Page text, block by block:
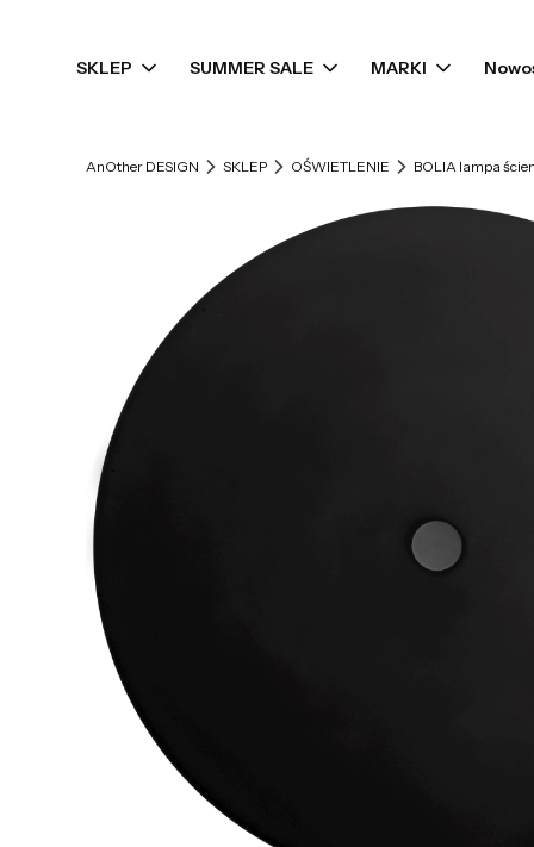
SKLEP SUMMER SALE MARKI
AnOther DESIGN SKLEP OŚWIETLENIE BOLIA lampa